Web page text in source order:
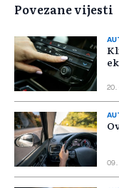
Povezane vijesti
20.
09.